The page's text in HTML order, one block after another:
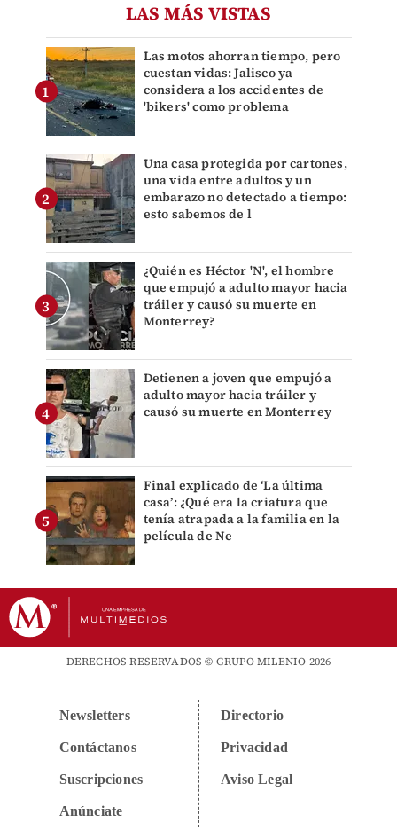
LAS MÁS VISTAS
Las motos ahorran tiempo, pero
cuestan vidas: Jalisco ya
considera a los accidentes de
'bikers' como problema
Una casa protegida por cartones,
una vida entre adultos y un
embarazo no detectado a tiempo:
esto sabemos de l
¿Quién es Héctor 'N', el hombre
que empujó a adulto mayor hacia
tráiler y causó su muerte en
Monterrey?
Detienen a joven que empujó a
adulto mayor hacia tráiler y
causó su muerte en Monterrey
Final explicado de ‘La última
casa’: ¿Qué era la criatura que
tenía atrapada a la familia en la
película de Ne
DERECHOS RESERVADOS © GRUPO MILENIO 2026
Newsletters
Contáctanos
Suscripciones
Anúnciate
Directorio
Privacidad
Aviso Legal